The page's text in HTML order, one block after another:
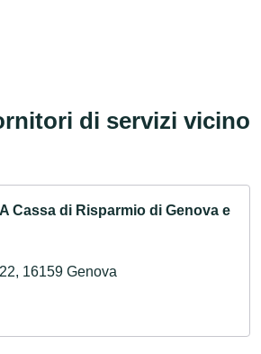
di servizi vicino
Cassa di Risparmio di Genova e
16159 Genova